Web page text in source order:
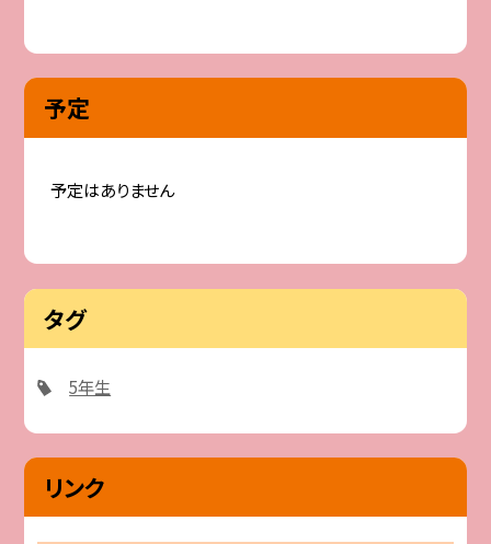
予定
予定はありません
タグ
5年生
リンク